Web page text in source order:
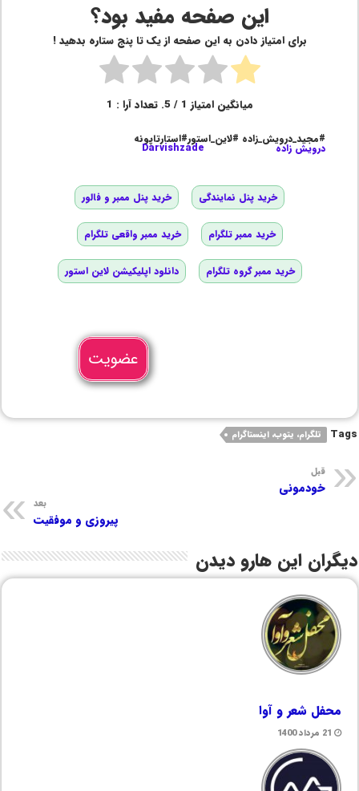
این صفحه مفید بود؟
برای امتیاز دادن به این صفحه از یک تا پنج ستاره بدهید !
میانگین امتیاز 1 / 5. تعداد آرا : 1
#مجید_درویش_زاده #لاین_استور#استارتاپونه
درویش زاده Darvishzade
خرید پنل نمایندگی خرید پنل ممبر و فالور
خرید ممبر تلگرام خرید ممبر واقعی تلگرام
خرید ممبر گروه تلگرام دانلود اپلیکیشن لاین استور
عضویت
Tags تلگرام، یتوب، اینستاگرام
قبل
خودمونی
بعد
پیروزی و موفقیت
دیگران این هارو دیدن
محفل شعر و آوا
21 مرداد 1400